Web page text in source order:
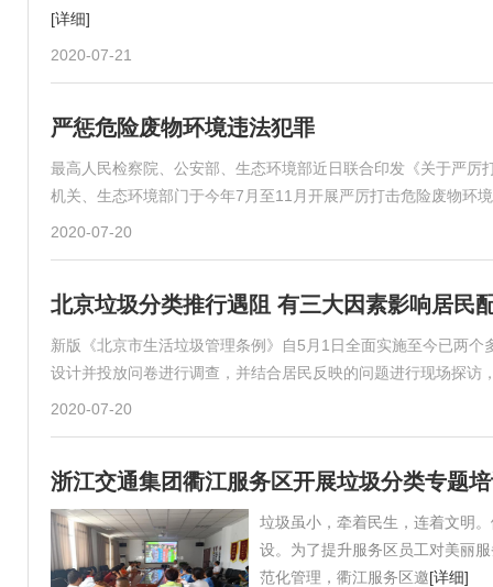
[详细]
2020-07-21
严惩危险废物环境违法犯罪
最高人民检察院、公安部、生态环境部近日联合印发《关于严
机关、生态环境部门于今年7月至11月开展严厉打击危险废物环
2020-07-20
北京垃圾分类推行遇阻 有三大因素影响居民
新版《北京市生活垃圾管理条例》自5月1日全面实施至今已两
设计并投放问卷进行调查，并结合居民反映的问题进行现场探访
2020-07-20
浙江交通集团衢江服务区开展垃圾分类专题
垃圾虽小，牵着民生，连着文明
设。为了提升服务区员工对美丽
范化管理，衢江服务区邀[详细]